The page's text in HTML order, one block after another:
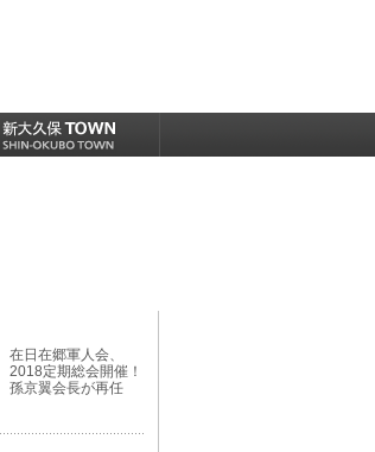
在日在郷軍人会、
2018定期総会開催！
孫京翼会長が再任